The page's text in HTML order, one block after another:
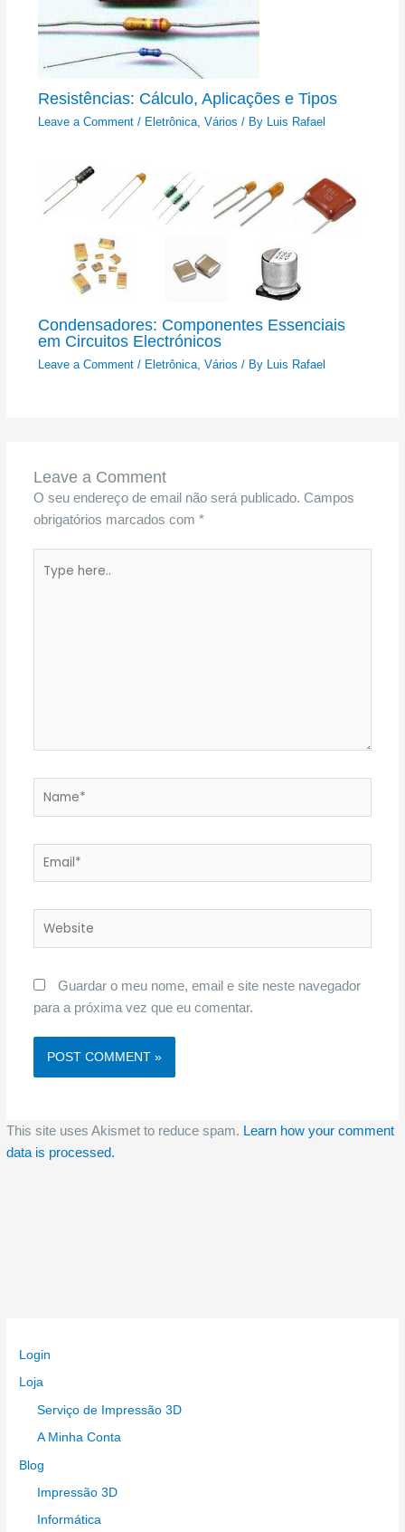
Resistências: Cálculo, Aplicações e Tipos
Leave a Comment / Eletrônica, Vários / By Luis Rafael
Condensadores: Componentes Essenciais
em Circuitos Electrónicos
Leave a Comment / Eletrônica, Vários / By Luis Rafael
Leave a Comment
O seu endereço de email não será publicado. Campos
obrigatórios marcados com *
here..
Email*
Guardar o meu nome, email e site neste navegador
para a próxima vez que eu comentar.
This site uses Akismet to reduce spam. Learn how your comment
data is processed.
Login
Loja
Serviço de Impressão 3D
A Minha Conta
Blog
Impressão 3D
Informática